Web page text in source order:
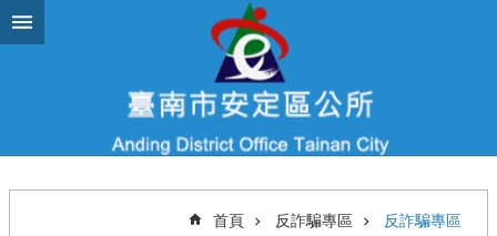
跳到主要內容區塊
首頁 反詐騙專區 反詐騙專區